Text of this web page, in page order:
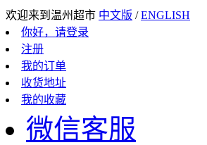
欢迎来到温州超市 中文版 /ENGLISH
你好，请登录
注册
我的订单
收货地址
我的收藏
微信客服